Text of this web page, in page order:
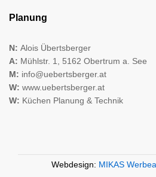
Planung
N: Alois Übertsberger
A: Mühlstr. 1, 5162 Obertrum a. See
M: info@uebertsberger.at
W: www.uebertsberger.at
W: Küchen Planung & Technik
Webdesign: MIKAS